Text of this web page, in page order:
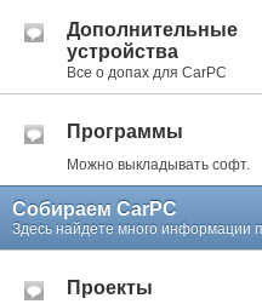
Дополнительные
устройства
Все о допах для CarPC
Программы
Можно выкладывать софт.
Собираем CarPC
Здесь найдете много информации
Проекты